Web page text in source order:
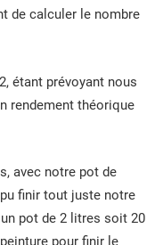
de calculer le nombre
étant prévoyant nous
rendement théorique
avec notre pot de
finir tout juste notre
pot de 2 litres soit 20
pour finir le